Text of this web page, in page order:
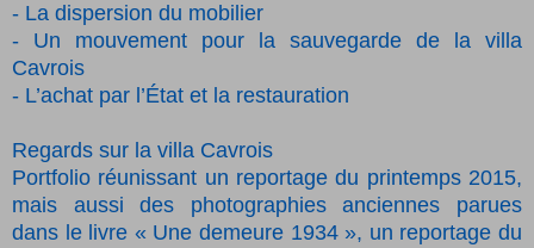
- La dispersion du mobilier
- Un mouvement pour la sauvegarde de la villa
Cavrois
-­ L’achat par l’État et la restauration
Regards sur la villa Cavrois
Portfolio réunissant un reportage du printemps 2015,
mais aussi des photographies anciennes parues
dans le livre « Une demeure 1934 », un reportage du